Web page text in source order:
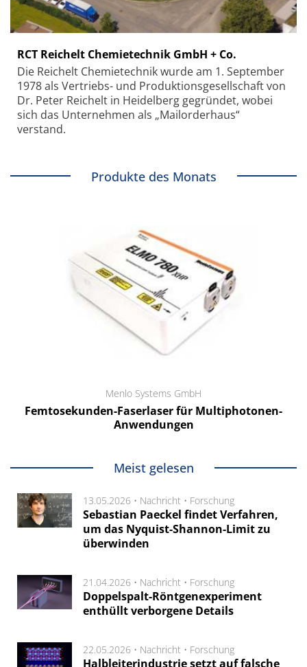
RCT Reichelt Chemietechnik GmbH + Co.
Die Reichelt Chemietechnik wurde am 1. September
1978 als Vertriebs- und Produktionsgesellschaft von
Dr. Peter Reichelt in Heidelberg gegründet, wobei
sich das Unternehmen als „Mailorderhaus“
verstand.
Produkte des Monats
Menlo Systems GmbH
Femtosekunden-Faserlaser für Multiphotonen-
Anwendungen
Meist gelesen
13.05.2026 • Nachricht • Forschung
Sebastian Paeckel findet Verfahren,
um das Nyquist-Shannon-Limit zu
überwinden
21.04.2026 • Nachricht • Forschung
Doppelspalt-Röntgenexperiment
enthüllt verborgene Details
22.05.2026 • Nachricht • Forschung
Halbleiterindustrie setzt auf falsche